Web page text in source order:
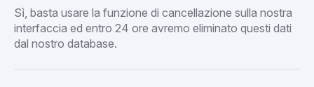
Sì, basta usare la funzione di cancellazione sulla nostra
interfaccia ed entro 24 ore avremo eliminato questi dati
dal nostro database.